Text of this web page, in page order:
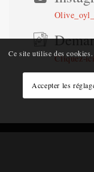
Cliquez-ici
Ce site utilise des
Accepter les